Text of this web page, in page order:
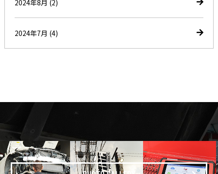
2024年8月 (2)
2024年7月 (4)